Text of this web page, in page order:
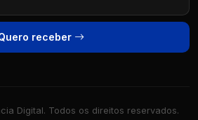
receber
Digital. Todos os direitos reservados.